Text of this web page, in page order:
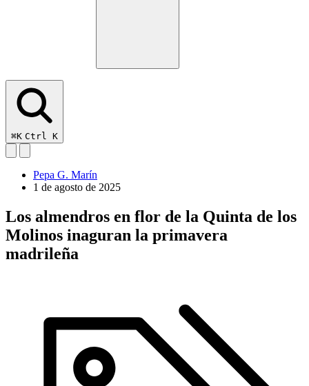
⌘K Ctrl K
Pepa G. Marín
1 de agosto de 2025
Los almendros en flor de la Quinta de los
Molinos inaguran la primavera
madrileña